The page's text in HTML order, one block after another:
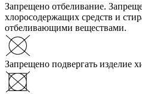
Запрещено отбеливание.
хлоросодержащих средств и
отбеливающими веществами.
Запрещено подвергать изделие